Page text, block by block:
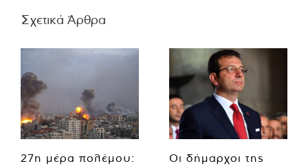
Σχετικά Άρθρα
27η μέρα πολέμου:
Οι δήμαρχοι της